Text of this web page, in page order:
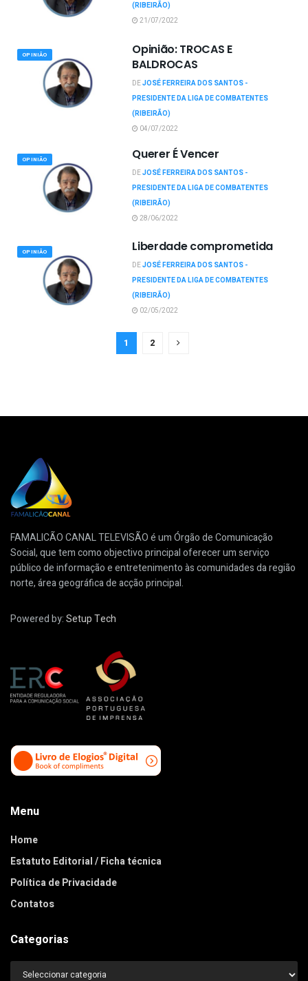
(RIBEIRÃO)
21/07/2022
OPINIÃO
Opinião: TROCAS E
BALDROCAS
DEJOSÉ FERREIRA DOS SANTOS -
PRESIDENTE DA LIGA DE COMBATENTES
(RIBEIRÃO)
04/07/2022
OPINIÃO Querer É Vencer
DEJOSÉ FERREIRA DOS SANTOS -
PRESIDENTE DA LIGA DE COMBATENTES
(RIBEIRÃO)
28/06/2022
OPINIÃO Liberdade comprometida
DEJOSÉ FERREIRA DOS SANTOS -
PRESIDENTE DA LIGA DE COMBATENTES
(RIBEIRÃO)
02/05/2022
1 2
FAMALICÃO CANAL TELEVISÃO é um Órgão de Comunicação
Social, que tem como objectivo principal oferecer um serviço
público de informação e entretenimento às comunidades da região
norte, área geográfica de acção principal.
Powered by:Setup Tech
Menu
Home
Estatuto Editorial / Ficha técnica
Política de Privacidade
Contatos
Categorias
Categorias